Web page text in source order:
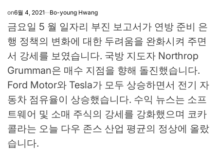
on6월 4, 2021 Bo-young Hwang
금요일 5 월 일자리 부진 보고서가 연방 준비 은
행 정책의 변화에 ​​대한 두려움을 완화시켜 주면
서 강세를 보였습니다. 국방 지도자 Northrop
Grumman은 매수 지점을 향해 돌진했습니다.
Ford Motor와 Tesla가 모두 상승하면서 전기 자
동차 점유율이 상승했습니다. 수익 뉴스는 소프
트웨어 및 소매 주식의 강세를 강화했으며 코카
콜라는 오늘 다우 존스 산업 평균의 정상에 올랐
습니다.